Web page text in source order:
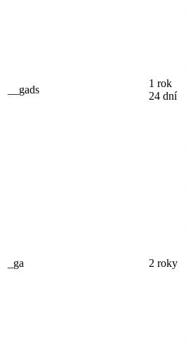
__gads
1 rok
24 dní
_ga 2 roky